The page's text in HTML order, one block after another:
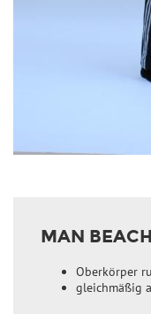
MAN
Oberkörper
gleichmäßig